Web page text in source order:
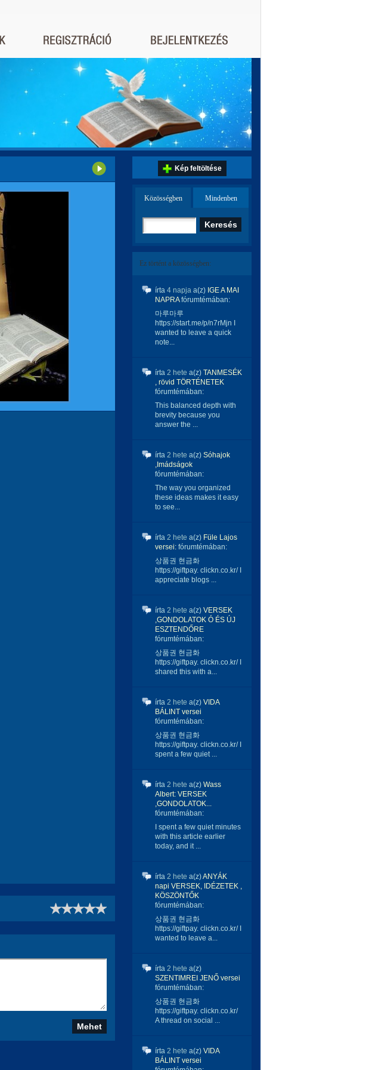
Kép feltöltése
Közösségben Mindenben
Ez történt a közösségben:
írta 4 napja a(z) IGE A MAI
NAPRAfórumtémában:
마루마루
https://start.me/p/n7rMjn I
wanted to leave a quick
note...
írta 2 hete a(z) TANMESÉK
, rövid TÖRTÉNETEK
fórumtémában:
This balanced depth with
brevity because you
answer the ...
írta 2 hete a(z) Sóhajok
,Imádságok
fórumtémában:
The way you organized
these ideas makes it easy
to see...
írta 2 hete a(z) Füle Lajos
versei: fórumtémában:
상품권 현금화
https://giftpay. clickn.co.kr/ I
appreciate blogs ...
írta 2 hete a(z) VERSEK
,GONDOLATOK Ó ÉS ÚJ
ESZTENDŐRE
fórumtémában:
상품권 현금화
https://giftpay. clickn.co.kr/ I
shared this with a...
írta 2 hete a(z) VIDA
BÁLINT versei
fórumtémában:
상품권 현금화
https://giftpay. clickn.co.kr/ I
spent a few quiet ...
írta 2 hete a(z) Wass
Albert: VERSEK
,GONDOLATOK...
fórumtémában:
I spent a few quiet minutes
with this article earlier
today, and it ...
írta 2 hete a(z)ANYÁK
napi VERSEK, IDÉZETEK ,
KÖSZÖNTŐK
fórumtémában:
상품권 현금화
https://giftpay. clickn.co.kr/ I
wanted to leave a...
írta 2 hete a(z)
SZENTIMREI JENŐ versei
fórumtémában:
상품권 현금화
https://giftpay. clickn.co.kr/
A thread on social ...
írta 2 hete a(z) VIDA
BÁLINT versei